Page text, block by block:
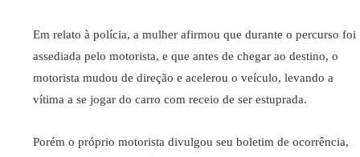
Em relato à polícia, a mulher afirmou que durante o percurso foi
assediada pelo motorista, e que antes de chegar ao destino, o
motorista mudou de direção e acelerou o veículo, levando a
vítima a se jogar do carro com receio de ser estuprada.
Porém o próprio motorista divulgou seu boletim de ocorrência,